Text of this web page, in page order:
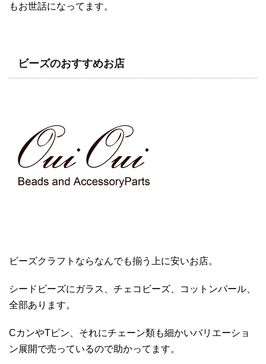
もお世話になってます。
ビーズのおすすめお店
ビーズクラフトならなんでも揃う上に安いお店。
シードビーズにガラス、チェコビーズ、コットンパール、
全部あります。
CカンやTピン、それにチェーン類も細かいバリエーショ
ン展開で売っているので助かってます。